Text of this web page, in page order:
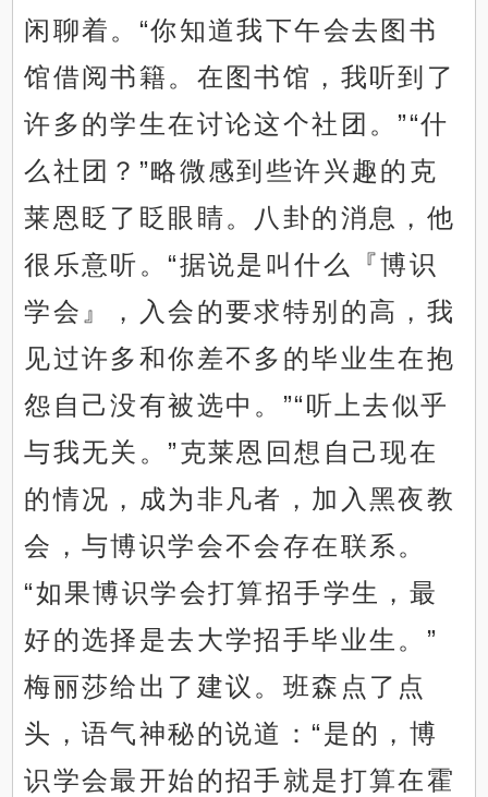
闲聊着。“你知道我下午会去图书
馆借阅书籍。在图书馆，我听到了
许多的学生在讨论这个社团。”“什
么社团？”略微感到些许兴趣的克
莱恩眨了眨眼睛。八卦的消息，他
很乐意听。“据说是叫什么『博识
学会』，入会的要求特别的高，我
见过许多和你差不多的毕业生在抱
怨自己没有被选中。”“听上去似乎
与我无关。”克莱恩回想自己现在
的情况，成为非凡者，加入黑夜教
会，与博识学会不会存在联系。
“如果博识学会打算招手学生，最
好的选择是去大学招手毕业生。”
梅丽莎给出了建议。班森点了点
头，语气神秘的说道：“是的，博
识学会最开始的招手就是打算在霍